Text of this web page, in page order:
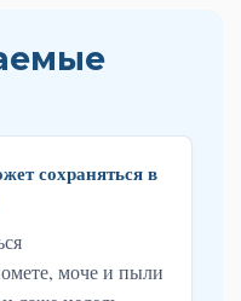
сохраняться в
моче и пыли